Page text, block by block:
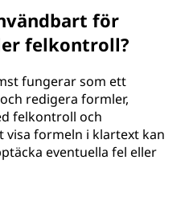
för
felkontroll?
fungerar som ett
redigera formler,
felkontroll och
visa formeln i klartext kan
eventuella fel eller